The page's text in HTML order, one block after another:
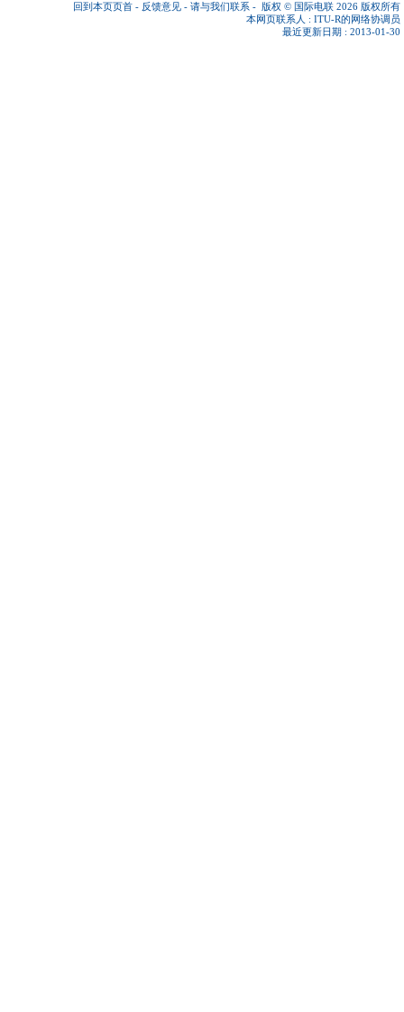
回到本页页首 - 反馈意见 - 请与我们联系 - 版权 © 国际电联 2026 版权所有
本网页联系人 : ITU-R的网络协调员
最近更新日期 : 2013-01-30